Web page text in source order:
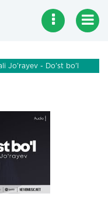
Jo'rayev - Do'st bo'l